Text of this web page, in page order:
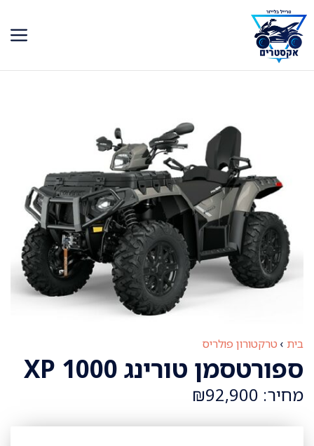
לדלג
לתוכן
בית › טרקטורון פולריס
ספורטסמן טורינג XP 1000
מחיר: ₪92,900